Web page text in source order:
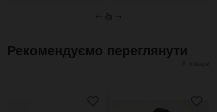
← →
Рекомендуємо переглянути